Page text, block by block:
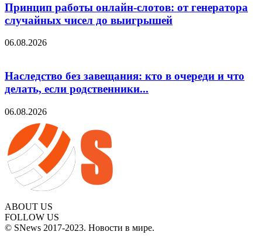
Принцип работы онлайн-слотов: от генератора
случайных чисел до выигрышей
06.08.2026
Наследство без завещания: кто в очереди и что
делать, если родственники...
06.08.2026
ABOUT US
FOLLOW US
© SNews 2017-2023. Новости в мире.